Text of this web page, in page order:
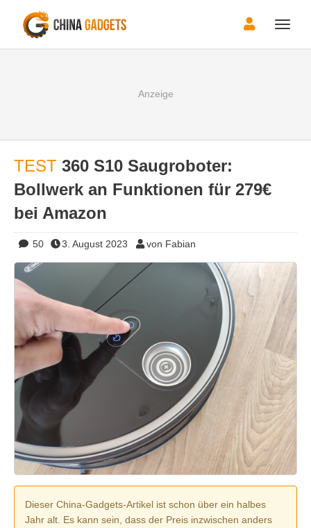
Toggle
TEST 360 S10 Saugroboter:
Bollwerk an Funktionen für 279€
bei Amazon
50 3. August 2023 von Fabian
Dieser China-Gadgets-Artikel ist schon über ein halbes
Jahr alt. Es kann sein, dass der Preis inzwischen anders